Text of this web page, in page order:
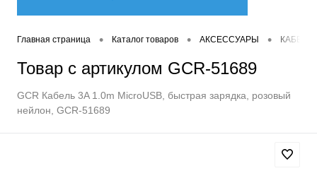
Главная страница • Каталог товаров • АКСЕССУАРЫ •
Товар с артикулом GCR-51689
GCR Кабель 3A 1.0m MicroUSB, быстрая зарядка, розовый
нейлон, GCR-51689